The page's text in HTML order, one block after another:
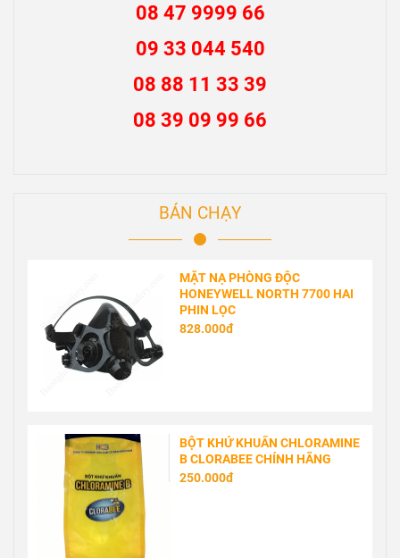
08 47 9999 66
09 33 044 540
08 88 11 33 39
08 39 09 99 66
BÁN CHẠY
MẶT NẠ PHÒNG ĐỘC
HONEYWELL NORTH 7700 HAI
PHIN LỌC
828.000đ
BỘT KHỬ KHUẨN CHLORAMINE
B CLORABEE CHÍNH HÃNG
250.000đ